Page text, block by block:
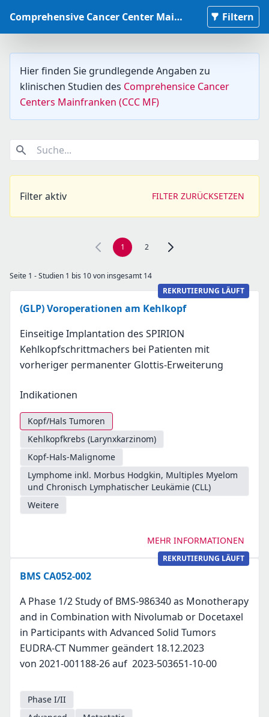
Comprehensive Cancer Center Mainfranken Studiendatenbank Filtern
Hier finden Sie grundlegende Angaben zu
klinischen Studien des Comprehensice Cancer
Centers Mainfranken (CCC MF)
Suche...
Filter aktiv FILTER ZURÜCKSETZEN
1 2 Zur nächsten Seite, Seite 2
Seite 1 - Studien 1 bis 10 von insgesamt 14
REKRUTIERUNG LÄUFT
(GLP) Voroperationen am Kehlkopf
Einseitige Implantation des SPIRION
Kehlkopfschrittmachers bei Patienten mit
vorheriger permanenter Glottis-Erweiterung
Indikationen
Kopf/Hals Tumoren
Kehlkopfkrebs (Larynxkarzinom)
Kopf-Hals-Malignome
Lymphome inkl. Morbus Hodgkin, Multiples Myelom
und Chronisch Lymphatischer Leukämie (CLL)
Weitere
MEHR INFORMATIONEN
REKRUTIERUNG LÄUFT
BMS CA052-002
A Phase 1/2 Study of BMS-986340 as Monotherapy
and in Combination with Nivolumab or Docetaxel
in Participants with Advanced Solid Tumors
EUDRA-CT Nummer geändert 18.12.2023
von 2021-001188-26 auf 2023-503651-10-00
Phase I/II